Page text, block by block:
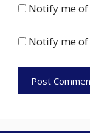
Notify me
Notify me